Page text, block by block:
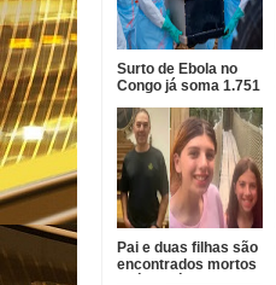
Surto de Ebola no
Congo já soma 1.751
Pai e duas filhas são
encontrados mortos